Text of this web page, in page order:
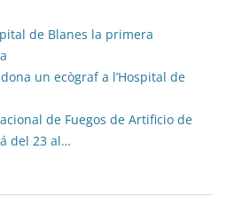
de Blanes la primera
un ecògraf a l’Hospital de
de Fuegos de Artificio de
del 23 al…